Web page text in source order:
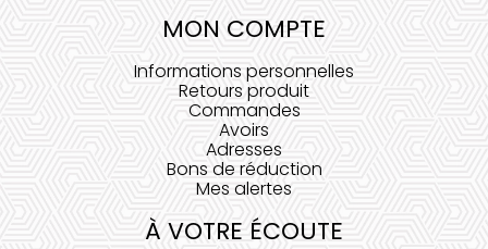
MON COMPTE
Informations personnelles
Retours produit
Commandes
Avoirs
Adresses
Bons de réduction
Mes alertes
À VOTRE ÉCOUTE